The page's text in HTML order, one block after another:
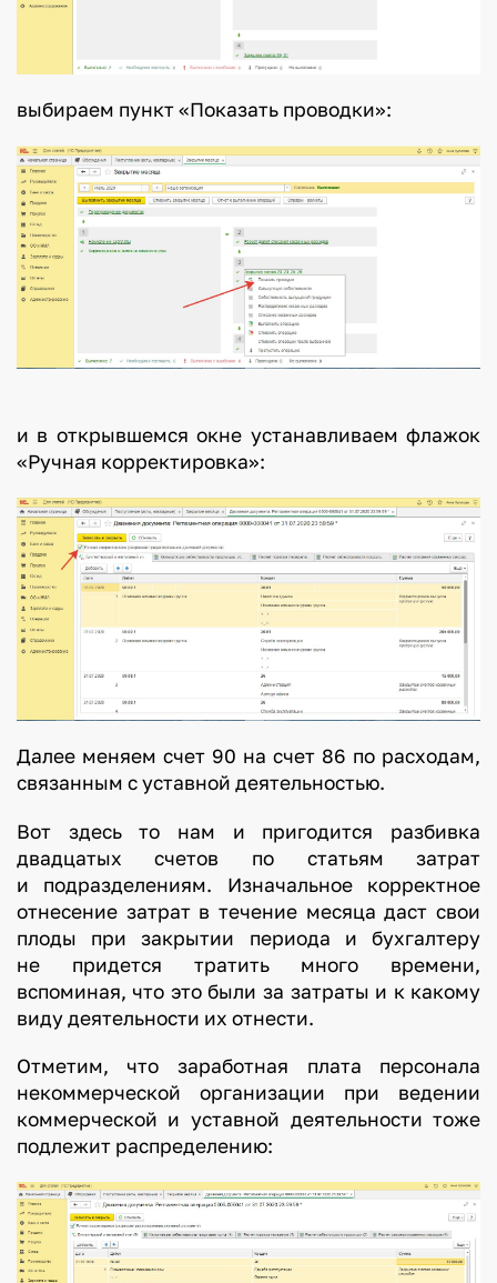
выбираем пункт «Показать проводки»:
и в открывшемся окне устанавливаем флажок
«Ручная корректировка»:
Далее меняем счет 90 на счет 86 по расходам,
связанным с уставной деятельностью.
Вот здесь то нам и пригодится разбивка
двадцатых счетов по статьям затрат
и подразделениям. Изначальное корректное
отнесение затрат в течение месяца даст свои
плоды при закрытии периода и бухгалтеру
не придется тратить много времени,
вспоминая, что это были за затраты и к какому
виду деятельности их отнести.
Отметим, что заработная плата персонала
некоммерческой организации при ведении
коммерческой и уставной деятельности тоже
подлежит распределению: